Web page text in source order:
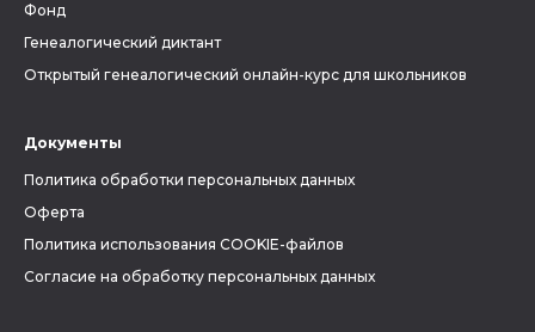
Фонд
Генеалогический диктант
Открытый генеалогический онлайн-курс для школьников
Документы
Политика обработки персональных данных
Оферта
Политика использования COOKIE-файлов
Согласие на обработку персональных данных